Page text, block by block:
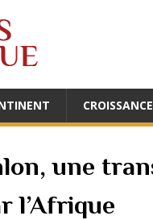
CROISSANCE
une
l’Afrique